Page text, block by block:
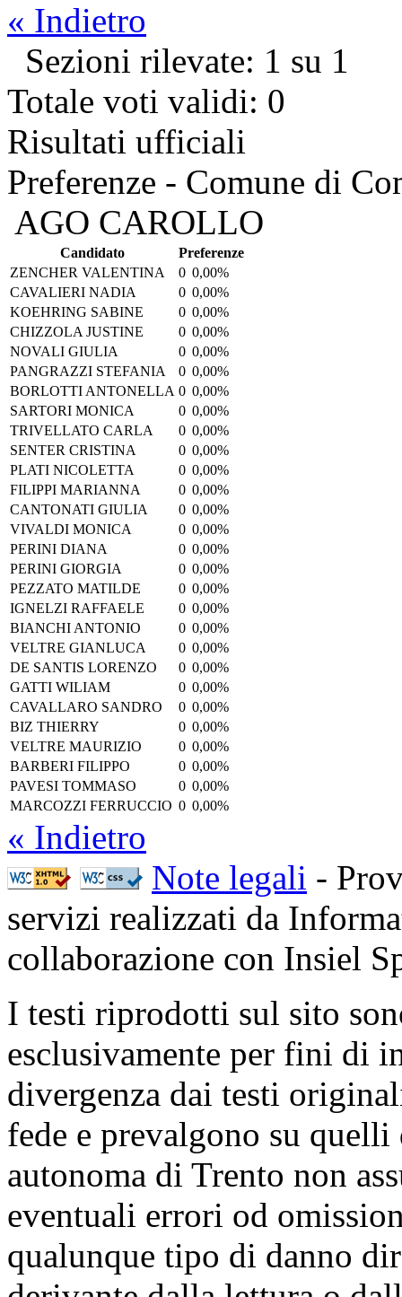
« Indietro
Sezioni rilevate: 1 su 1
Totale voti validi: 0
Risultati ufficiali
Preferenze - Comune di
AGO CAROLLO
Candidato
Preferenze
ZENCHER VALENTINA
0 0,00%
CAVALIERI NADIA
0 0,00%
KOEHRING SABINE
0 0,00%
CHIZZOLA JUSTINE
0 0,00%
NOVALI GIULIA
0 0,00%
PANGRAZZI STEFANIA
0 0,00%
BORLOTTI ANTONELLA 0 0,00%
SARTORI MONICA
0 0,00%
TRIVELLATO CARLA
0 0,00%
SENTER CRISTINA
0 0,00%
PLATI NICOLETTA
0 0,00%
FILIPPI MARIANNA
0 0,00%
CANTONATI GIULIA
0 0,00%
VIVALDI MONICA
0 0,00%
PERINI DIANA
0 0,00%
PERINI GIORGIA
0 0,00%
PEZZATO MATILDE
0 0,00%
IGNELZI RAFFAELE
0 0,00%
BIANCHI ANTONIO
0 0,00%
VELTRE GIANLUCA
0 0,00%
DE SANTIS LORENZO
0 0,00%
GATTI WILIAM
0 0,00%
CAVALLARO SANDRO
0 0,00%
BIZ THIERRY
0 0,00%
VELTRE MAURIZIO
0 0,00%
BARBERI FILIPPO
0 0,00%
PAVESI TOMMASO
0 0,00%
MARCOZZI FERRUCCIO 0 0,00%
« Indietro
Note legali -
servizi realizzati da
collaborazione con Insiel
I testi riprodotti sul sito
esclusivamente per fini di
divergenza dai testi
fede e prevalgono su
autonoma di Trento non
eventuali errori od
qualunque tipo di danno